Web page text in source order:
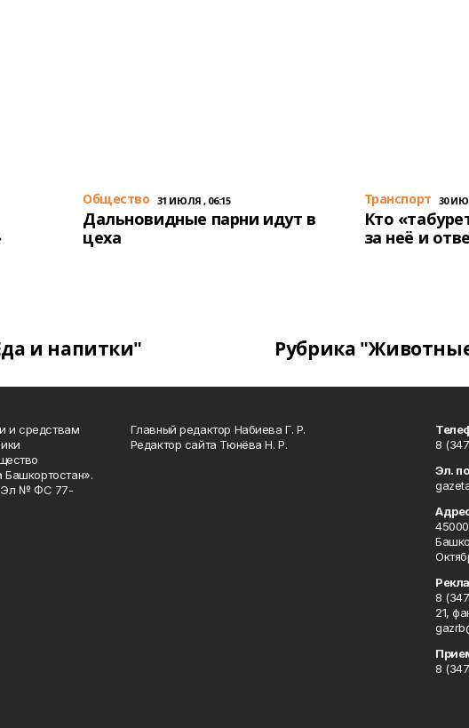
Общество 31 ИЮЛЯ , 06:15
Дальновидные парни идут в
цеха
Транспорт 30
Кто
за неё и
и напитки" Рубрика
и средствам
Башкортостан».
Эл № ФС 77-
Главный редактор Набиева Г. Р.
Редактор сайта Тюнёва Н. Р.
8
Эл.
8
21,
8